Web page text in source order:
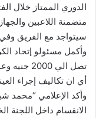
الدوري الممتاز خلال
متضمنة اللاعبين
سيتواجد مع الفريق وفي
وأكمل مسئولو إتحاد
تصل الي 2000 جنيه وعدد أي فريق يترواح ما بين 50 ل 60 فردا
أي ان تكاليف إجراء العينات
وأكد الإعلامي “محمد
الانقسام داخل اللجنة